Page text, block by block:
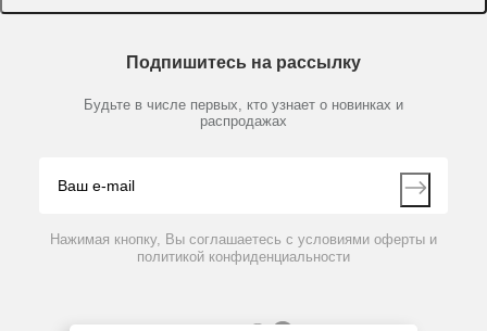
Химические реактивы, препараты, наборы
Производители
Доставка и оплата
Мобильное приложение
Партнеры
Контакты
Подпишитесь на рассылку
Будьте в числе первых, кто узнает о новинках и
распродажах
Нажимая кнопку, Вы соглашаетесь с условиями оферты и
политикой конфиденциальности